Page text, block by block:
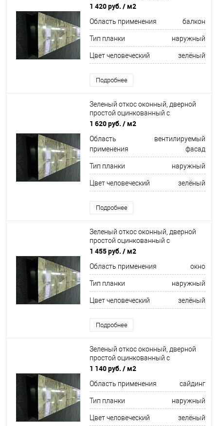
порошковым покрытием 0,45мм
1 420 руб. / м2
Область применения балкон
Тип планки наружный
Цвет человеческий зелёный
Подробнее
Зеленый откос оконный, дверной
простой оцинкованный c
порошковым покрытием 0,55мм
1 620 руб. / м2
Область
применения
вентилируемый
фасад
Тип планки наружный
Цвет человеческий зелёный
Подробнее
Зеленый откос оконный, дверной
простой оцинкованный c
порошковым покрытием 0,5мм
1 455 руб. / м2
Область применения окно
Тип планки наружный
Цвет человеческий зелёный
Подробнее
Зеленый откос оконный, дверной
простой оцинкованный c
порошковым покрытием 0,5мм RAL
1 140 руб. / м2
Область применения сайдинг
Тип планки наружный
Цвет человеческий зелёный